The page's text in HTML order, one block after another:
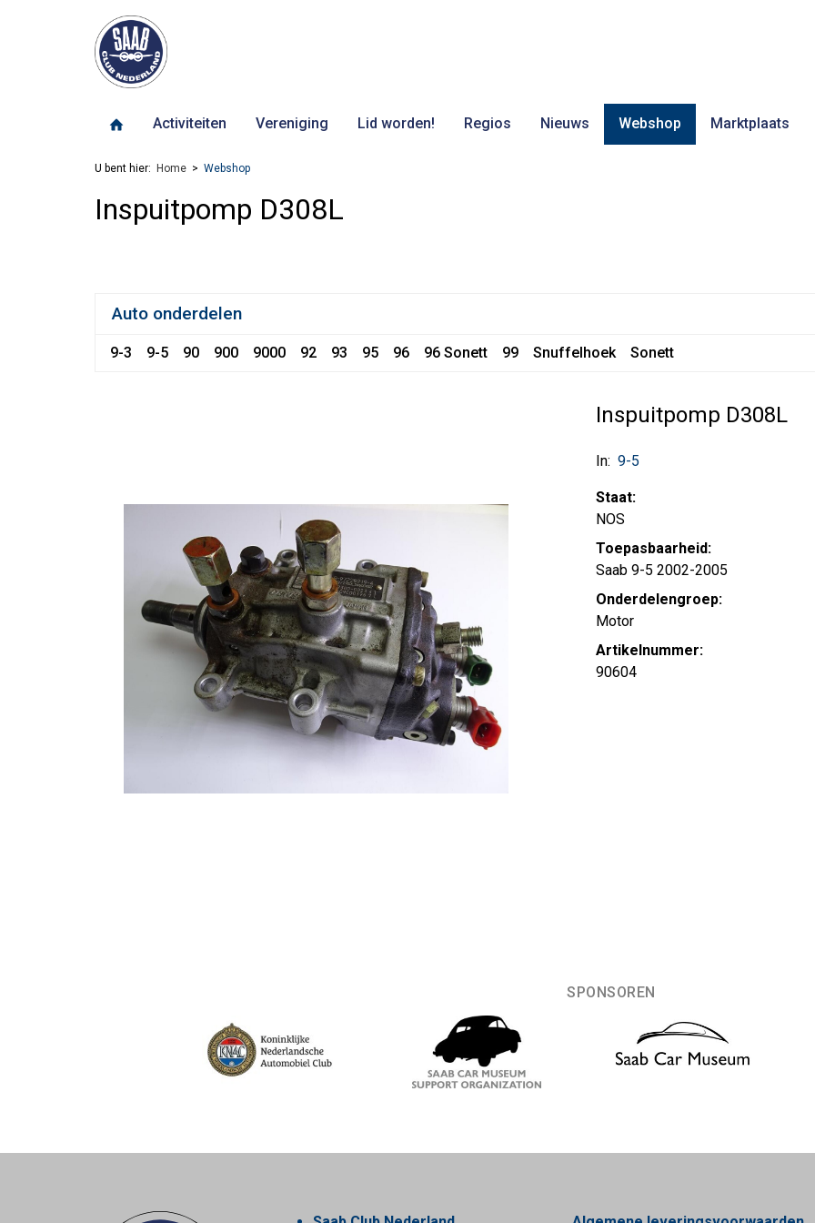
Activiteiten Vereniging Lid worden! Regios Nieuws Webshop Marktplaats
U bent hier: Home Webshop
Inspuitpomp D308L
Auto onderdelen
9-3 9-5 90 900 9000 92 93 95 96 96 Sonett 99 Snuffelhoek Sonett
Inspuitpomp D308L
In: 9-5
Staat:
NOS
Toepasbaarheid:
Saab 9-5 2002-2005
Onderdelengroep:
Motor
Artikelnummer:
90604
SPONSOREN